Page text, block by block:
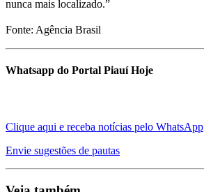
nunca mais localizado.”
Fonte: Agência Brasil
Whatsapp do Portal Piauí Hoje
Clique aqui e receba notícias pelo WhatsApp
Envie sugestões de pautas